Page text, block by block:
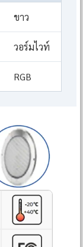
ขาว
วอร์มไวท์
RGB